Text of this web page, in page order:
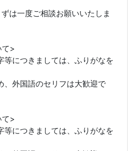
は一度ご相談お願いいたしま
>
等につきましては、ふりがなを
、外国語のセリフは大歓迎で
>
等につきましては、ふりがなを